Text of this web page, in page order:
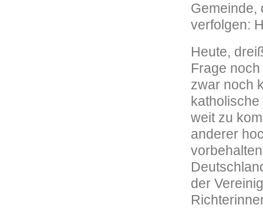
Gemeinde,
verfolgen:
Heute,
Frage
zwar noch
weit zu
anderer
der